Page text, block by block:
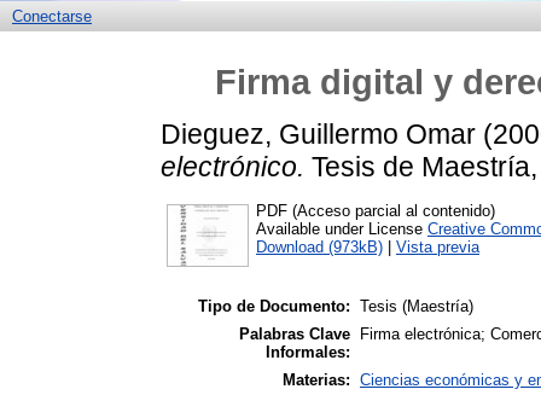
Conectarse
Firma digital y
Dieguez, Guillermo Omar
electrónico. Tesis de
PDF (Acceso parcial al contenido)
Available under License Creative
Download (973kB)
Vista previa
Tipo de Documento: Tesis (Maestría)
Palabras Clave
Informales:
Firma electrónica;
Materias: Ciencias económicas y